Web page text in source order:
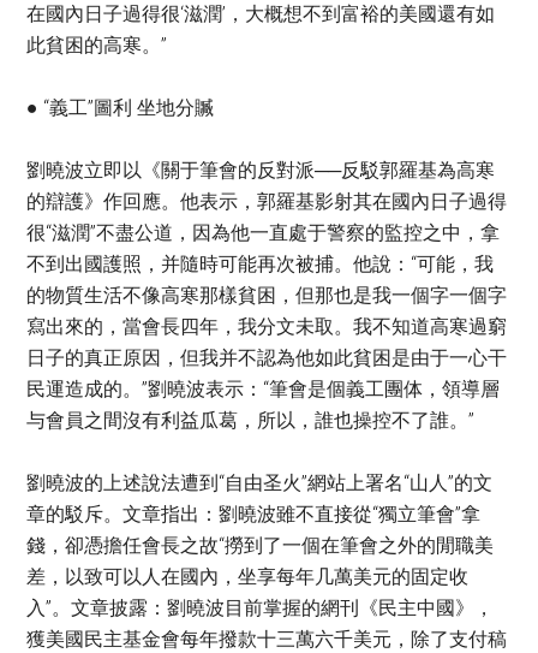
在國內日子過得很‘滋潤’，大概想不到富裕的美國還有如
此貧困的高寒。”
● “義工”圖利 坐地分贓
劉曉波立即以《關于筆會的反對派──反駁郭羅基為高寒
的辯護》作回應。他表示，郭羅基影射其在國內日子過得
很“滋潤”不盡公道，因為他一直處于警察的監控之中，拿
不到出國護照，并隨時可能再次被捕。他說：“可能，我
的物質生活不像高寒那樣貧困，但那也是我一個字一個字
寫出來的，當會長四年，我分文未取。我不知道高寒過窮
日子的真正原因，但我并不認為他如此貧困是由于一心干
民運造成的。”劉曉波表示：“筆會是個義工團体，領導層
与會員之間沒有利益瓜葛，所以，誰也操控不了誰。”
劉曉波的上述說法遭到“自由圣火”網站上署名“山人”的文
章的駁斥。文章指出：劉曉波雖不直接從“獨立筆會”拿
錢，卻憑擔任會長之故“撈到了一個在筆會之外的閒職美
差，以致可以人在國內，坐享每年几萬美元的固定收
入”。文章披露：劉曉波目前掌握的網刊《民主中國》，
獲美國民主基金會每年撥款十三萬六千美元，除了支付稿